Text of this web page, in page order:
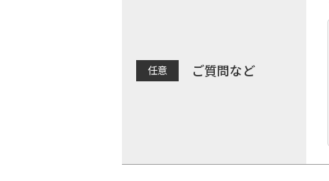
ご質問など